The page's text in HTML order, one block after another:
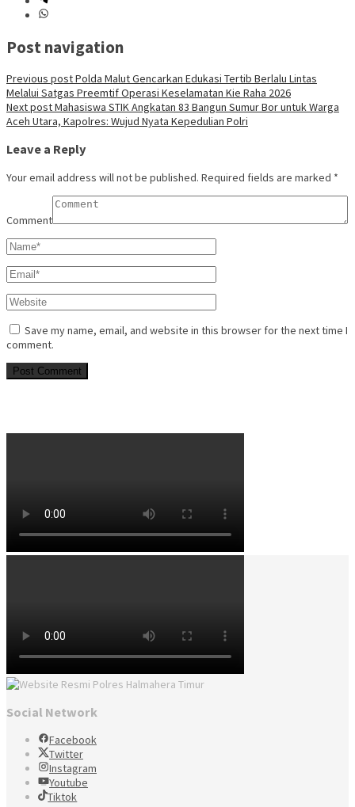
Post navigation
Previous postPolda Malut Gencarkan Edukasi Tertib Berlalu Lintas
Melalui Satgas Preemtif Operasi Keselamatan Kie Raha 2026
Next postMahasiswa STIK Angkatan 83 Bangun Sumur Bor untuk Warga
Aceh Utara, Kapolres: Wujud Nyata Kepedulian Polri
Leave a Reply
Your email address will not be published. Required fields are marked *
Comment
Save my name, email, and website in this browser for the next time I
comment.
Social Network
Facebook
Twitter
Instagram
Youtube
Tiktok